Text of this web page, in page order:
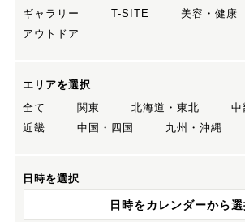
ギャラリー
T-SITE 美容・健康
アウトドア
エリアを選択
全て
関東 北海道・東北
中
近畿
中国・四国 九州・沖縄
日時を選択
日時をカレンダーから選